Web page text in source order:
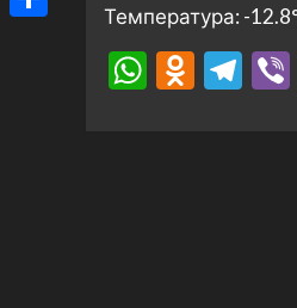
Температура: -